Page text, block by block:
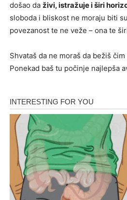
došao da živi, istražuje i širi
sloboda i bliskost ne moraju biti
povezanost te ne veže – ona te
Shvataš da ne moraš da bežiš
Ponekad baš tu počinje najlepša